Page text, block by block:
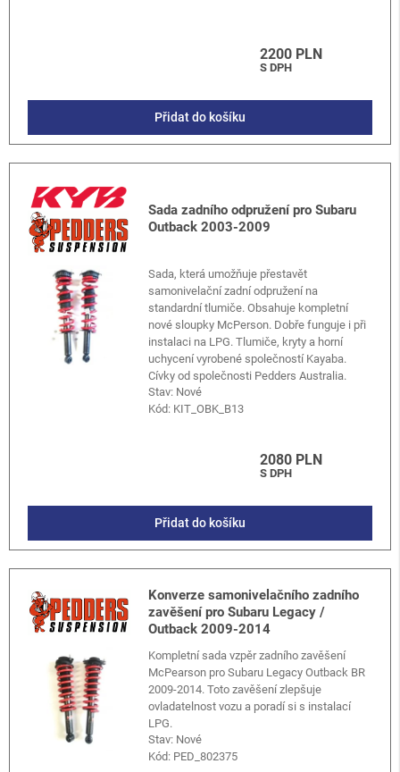
2200 PLN
S DPH
Přidat do košíku
Sada zadního odpružení pro Subaru
Outback 2003-2009
Sada, která umožňuje přestavět
samonivelační zadní odpružení na
standardní tlumiče. Obsahuje kompletní
nové sloupky McPerson. Dobře funguje i při
instalaci na LPG. Tlumiče, kryty a horní
uchycení vyrobené společností Kayaba.
Cívky od společnosti Pedders Australia.
Stav: Nové
Kód: KIT_OBK_B13
2080 PLN
S DPH
Přidat do košíku
Konverze samonivelačního zadního
zavěšení pro Subaru Legacy /
Outback 2009-2014
Kompletní sada vzpěr zadního zavěšení
McPearson pro Subaru Legacy Outback BR
2009-2014. Toto zavěšení zlepšuje
ovladatelnost vozu a poradí si s instalací
LPG.
Stav: Nové
Kód: PED_802375